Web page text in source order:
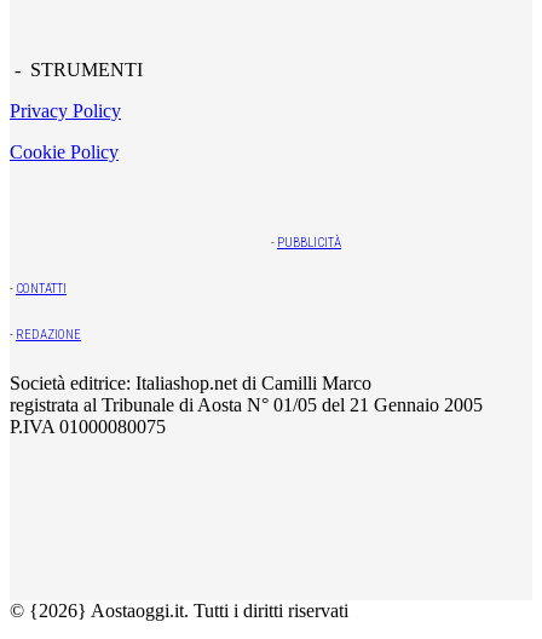
- STRUMENTI
Privacy Policy
Cookie Policy
- PUBBLICITÀ
- CONTATTI
- REDAZIONE
Società editrice: Italiashop.net di Camilli Marco
registrata al Tribunale di Aosta N° 01/05 del 21 Gennaio 2005
P.IVA 01000080075
© {2026} Aostaoggi.it. Tutti i diritti riservati